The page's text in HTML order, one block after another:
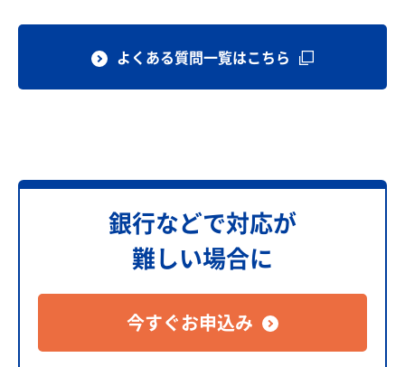
よくある質問一覧はこちら
銀行などで対応が
難しい場合に
今すぐお申込み